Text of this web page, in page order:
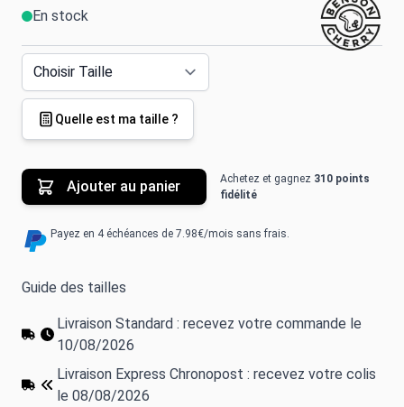
En stock
Quelle est ma taille ?
Ajouter au panier Achetez et gagnez 310 points
fidélité
Payez en 4 échéances de 7.98€/mois sans frais.
Guide des tailles
Livraison Standard : recevez votre commande le
10/08/2026
Livraison Express Chronopost : recevez votre colis
le 08/08/2026